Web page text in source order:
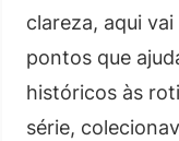
clareza, aqui
pontos que
históricos às
série,